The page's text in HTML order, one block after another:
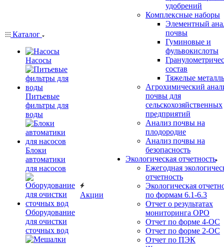
Каталог
Насосы
Питьевые
фильтры для
воды
Блоки
автоматики
для насосов
Оборудование
для очистки
сточных вод
Акции
удобрений
Комплексные наборы
Элементный
почвы
Гуминовые и
фульвокислоты
состав
Тяжелые
Агрохимический
почвы для
сельскохозяйственных
предприятий
Анализ почвы на
плодородие
Анализ почвы на
безопасность
Экологическая отчетность
Ежегодная
отчетность
Экологическая
по формам 6.1-6.3
Отчет о результатах
мониторинга ОРО
Отчет по форме 4-ОС
Отчет по форме 2-ОС
Отчет по ПЭК